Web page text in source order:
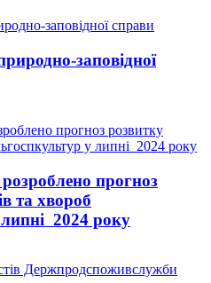
заповідної
прогноз
та хвороб
липні 2024 року